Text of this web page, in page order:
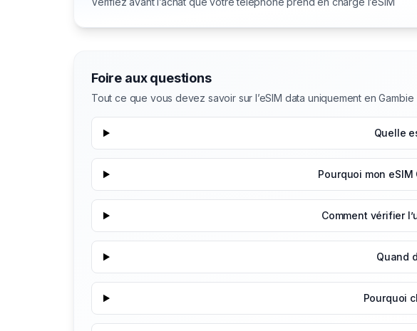
Foire aux questions
Tout ce que vous devez savoir sur l’eSIM data uniquement en Gambie
Quelle
Pourquoi mon
Comment vérifier
Quand
Pourquoi